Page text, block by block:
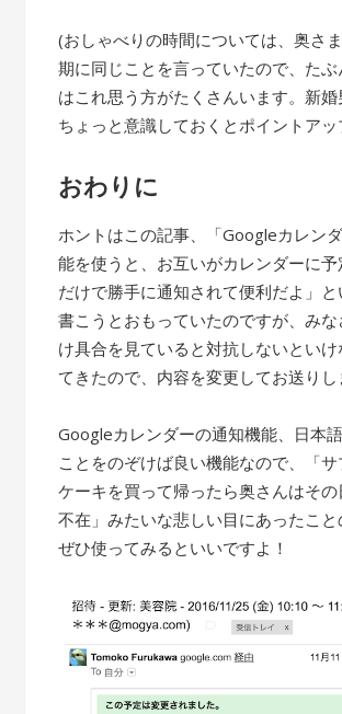
(おしゃべりの時間については、奥さ
期に同じことを言っていたので、た
はこれ思う方がたくさんいます。新婚
ちょっと意識しておくとポイントア
おわりに
ホントはこの記事、「Googleカレン
能を使うと、お互いがカレンダーに予
だけで勝手に通知されて便利だよ」
書こうとおもっていたのですが、みな
け具合を見ていると対抗しないといけ
てきたので、内容を変更してお送りし
Googleカレンダーの通知機能、日本
ことをのぞけば良い機能なので、「
ケーキを買って帰ったら奥さんはそ
不在」みたいな悲しい目にあったこ
ぜひ使ってみるといいですよ！